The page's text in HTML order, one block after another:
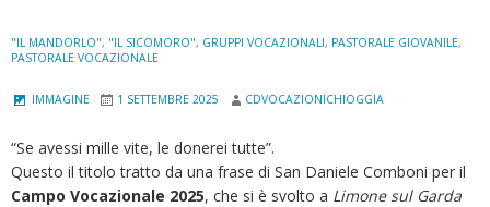
"IL MANDORLO", "IL SICOMORO", GRUPPI VOCAZIONALI, PASTORALE GIOVANILE,
PASTORALE VOCAZIONALE
IMMAGINE 1 SETTEMBRE 2025 CDVOCAZIONICHIOGGIA
“Se avessi mille vite, le donerei tutte”.
Questo il titolo tratto da una frase di San Daniele Comboni per il
Campo Vocazionale 2025, che si è svolto a Limone sul Garda